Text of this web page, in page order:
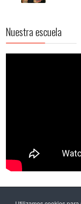
Nuestra escuela
Etiquetas populares